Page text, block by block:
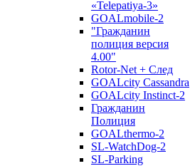
«Telepatiya-3»
GOALmobile-2
"Гражданин
полиция версия
4.00"
Rotor-Net + След
GOALcity Cassandra
GOALcity Instinct-2
Гражданин
Полиция
GOALthermo-2
SL-WatchDog-2
SL-Parking